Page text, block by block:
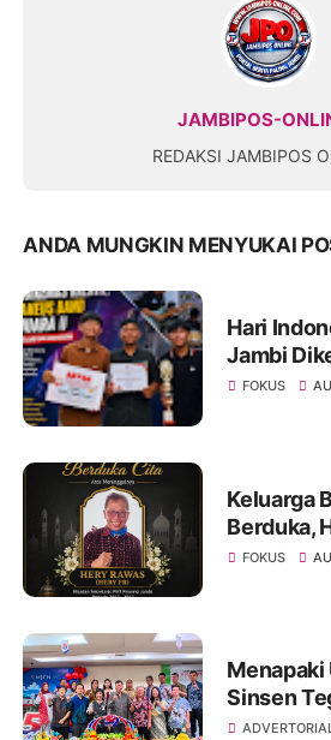
JAMBIPOS-
REDAKSI JAMBIPOS
ANDA MUNGKIN MENYUKAI
Hari
Jambi
FOKUS
Keluarga
Berduka,
Mantan
FOKUS
Menapaki
Sinsen